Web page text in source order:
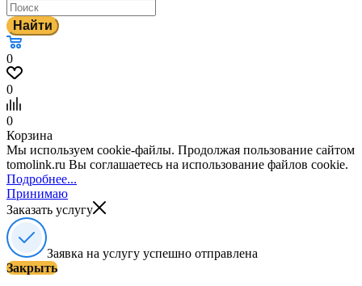
Найти
0
0
0
Корзина
Мы используем cookie-файлы. Продолжая пользование сайтом
tomolink.ru Вы соглашаетесь на использование файлов cookie.
Подробнее...
Принимаю
Заказать услугу
Заявка на услугу успешно отправлена
Закрыть